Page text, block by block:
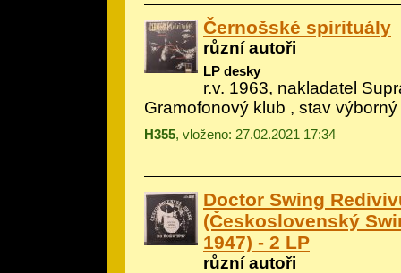
Černošské spirituály
různí autoři
LP desky
r.v. 1963, nakladatel
Gramofonový klub , stav výborný
H355, vloženo: 27.02.2021 17:34
Doctor Swing
(Československý
1947) - 2 LP
různí autoři